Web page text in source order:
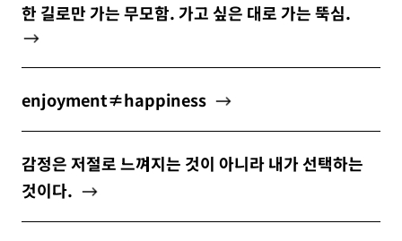
한 길로만 가는 무모함. 가고 싶은 대로 가는 뚝심.
enjoyment≠happiness
감정은 저절로 느껴지는 것이 아니라 내가 선택하는
것이다.